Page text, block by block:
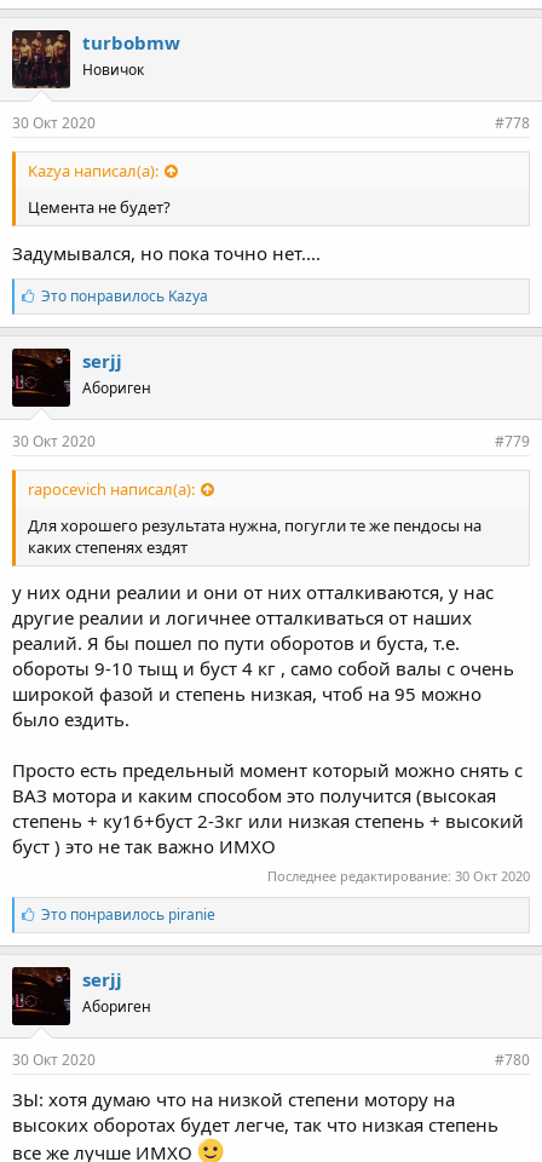
turbobmw
Новичок
30 Окт 2020 #778
Kazya написал(а):
Цемента не будет?
Задумывался, но пока точно нет....
Л
а
й
к
и
:
Это понравилось Kazya
serjj
Абориген
30 Окт 2020 #779
rapocevich написал(а):
Для хорошего результата нужна, погугли те же пендосы на
каких степенях ездят
у них одни реалии и они от них отталкиваются, у нас
другие реалии и логичнее отталкиваться от наших
реалий. Я бы пошел по пути оборотов и буста, т.е.
обороты 9-10 тыщ и буст 4 кг , само собой валы с очень
широкой фазой и степень низкая, чтоб на 95 можно
было ездить.
Просто есть предельный момент который можно снять с
ВАЗ мотора и каким способом это получится (высокая
степень + ку16+буст 2-3кг или низкая степень + высокий
буст ) это не так важно ИМХО
Последнее редактирование: 30 Окт 2020
Л
а
й
к
и
:
Это понравилось piranie
serjj
Абориген
30 Окт 2020 #780
ЗЫ: хотя думаю что на низкой степени мотору на
высоких оборотах будет легче, так что низкая степень
все же лучше ИМХО